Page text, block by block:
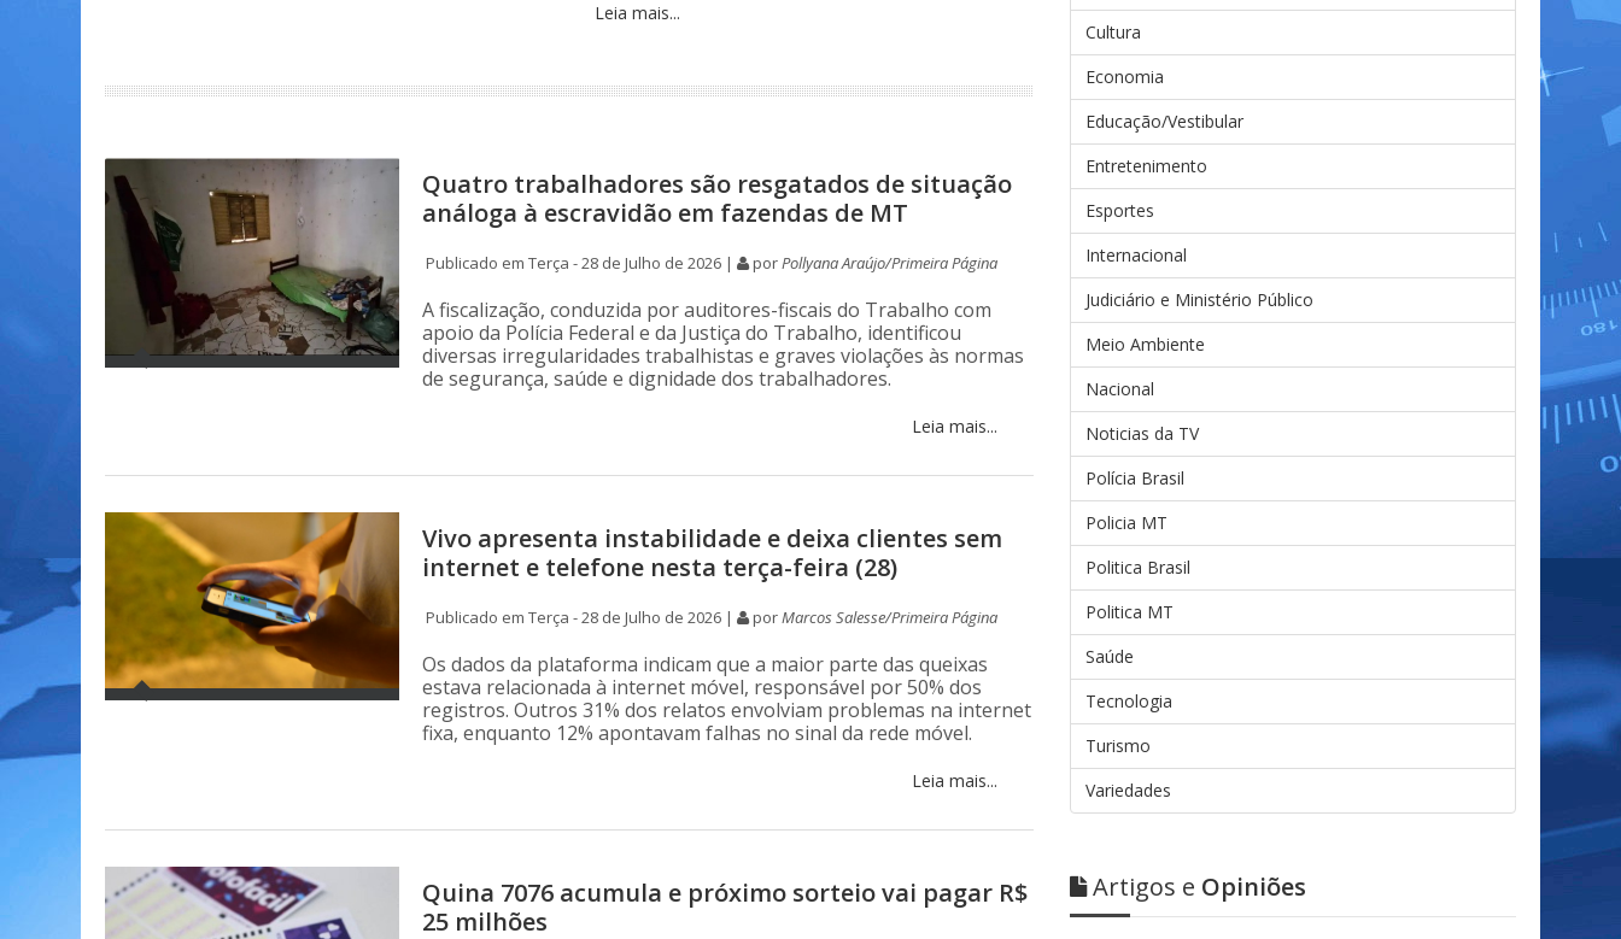
Leia mais...
Quatro trabalhadores são resgatados de situação
análoga à escravidão em fazendas de MT
Publicado em Terça - 28 de Julho de 2026 | porPollyana Araújo/Primeira Página
A fiscalização, conduzida por auditores-fiscais do Trabalho com
apoio da Polícia Federal e da Justiça do Trabalho, identificou
diversas irregularidades trabalhistas e graves violações às normas
de segurança, saúde e dignidade dos trabalhadores.
Leia mais...
Vivo apresenta instabilidade e deixa clientes sem
internet e telefone nesta terça-feira (28)
Publicado em Terça - 28 de Julho de 2026 | porMarcos Salesse/Primeira Página
Os dados da plataforma indicam que a maior parte das queixas
estava relacionada à internet móvel, responsável por 50% dos
registros. Outros 31% dos relatos envolviam problemas na internet
fixa, enquanto 12% apontavam falhas no sinal da rede móvel.
Leia mais...
Quina 7076 acumula e próximo sorteio vai pagar R$
25 milhões
Cultura
Economia
Educação/Vestibular
Entretenimento
Esportes
Internacional
Judiciário e Ministério Público
Meio Ambiente
Nacional
Noticias da TV
Polícia Brasil
Policia MT
Politica Brasil
Politica MT
Saúde
Tecnologia
Turismo
Variedades
Artigos e Opiniões